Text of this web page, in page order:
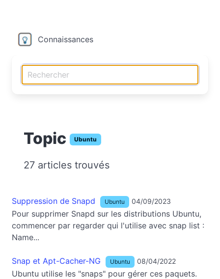
Connaissances
Topic Ubuntu
27 articles trouvés
Suppression de Snapd Ubuntu 04/09/2023
Pour supprimer Snapd sur les distributions Ubuntu,
commencer par regarder qui l'utilise avec snap list :
Name...
Snap et Apt-Cacher-NG Ubuntu 08/04/2022
Ubuntu utilise les "snaps" pour gérer ces paquets.